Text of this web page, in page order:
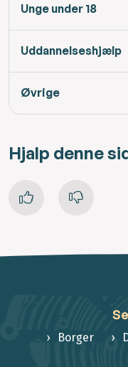
Unge under 18
Uddannelseshjælp
Øvrige
Hjalp denne
Borger